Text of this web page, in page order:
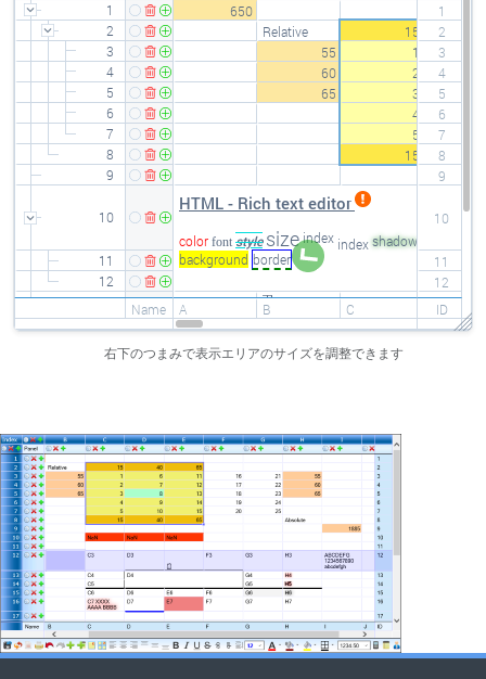
1
2
3
4
5
6
7
8
9
10
11
12
14
15
650
Relative
15
55
1
60
2
65
3
4
5
15
HTML - Rich text editor
color font style sizeindex indexshadow
background border
Floating
Gradient
Pattern
R 270 R 90 R 50 R 130
Border Border Border
1
2
3
4
5
6
7
8
9
10
11
12
13
Name A B C DID
右下のつまみで表示エリアのサイズを調整できます